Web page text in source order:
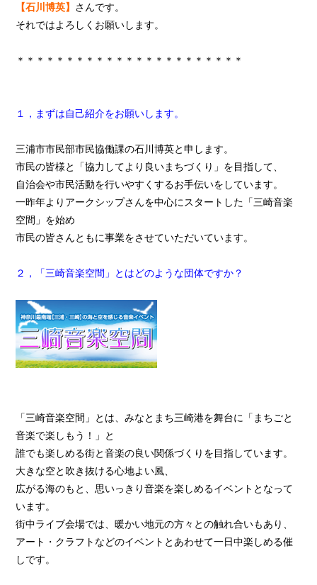
【石川博英】 さんです。
それではよろしくお願いします。
＊＊＊＊＊＊＊＊＊＊＊＊＊＊＊＊＊＊＊＊＊＊＊
１，まずは自己紹介をお願いします。
三浦市市民部市民協働課の石川博英と申します。
市民の皆様と「協力してより良いまちづくり」を目指して、
自治会や市民活動を行いやすくするお手伝いをしています。
一昨年よりアークシップさんを中心にスタートした「三崎音楽
空間」を始め
市民の皆さんともに事業をさせていただいています。
２，「三崎音楽空間」とはどのような団体ですか？
「三崎音楽空間」とは、みなとまち三崎港を舞台に「まちごと
音楽で楽しもう！」と
誰でも楽しめる街と音楽の良い関係づくりを目指しています。
大きな空と吹き抜ける心地よい風、
広がる海のもと、思いっきり音楽を楽しめるイベントとなって
います。
街中ライブ会場では、暖かい地元の方々との触れ合いもあり、
アート・クラフトなどのイベントとあわせて一日中楽しめる催
しです。